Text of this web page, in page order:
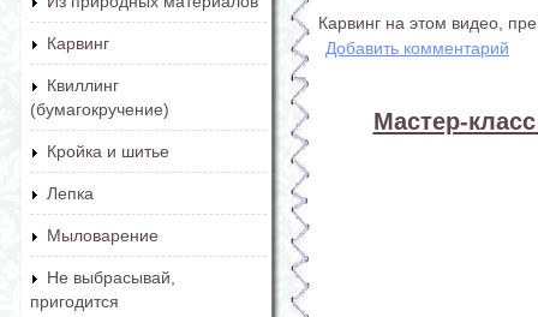
Карвинг
Квиллинг
(бумагокручение)
Кройка и шитье
Лепка
Мыловарение
Не выбрасывай,
пригодится
Карвинг на этом видео,
Добавить комментарий
Мастер-